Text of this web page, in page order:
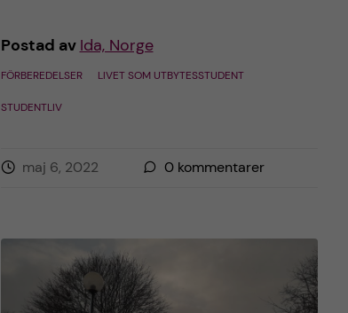
Postad av Ida, Norge
FÖRBEREDELSER LIVET SOM UTBYTESSTUDENT
STUDENTLIV
maj 6, 2022 0kommentarer